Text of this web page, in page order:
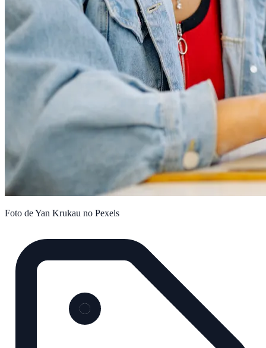
Foto de Yan Krukau no Pexels